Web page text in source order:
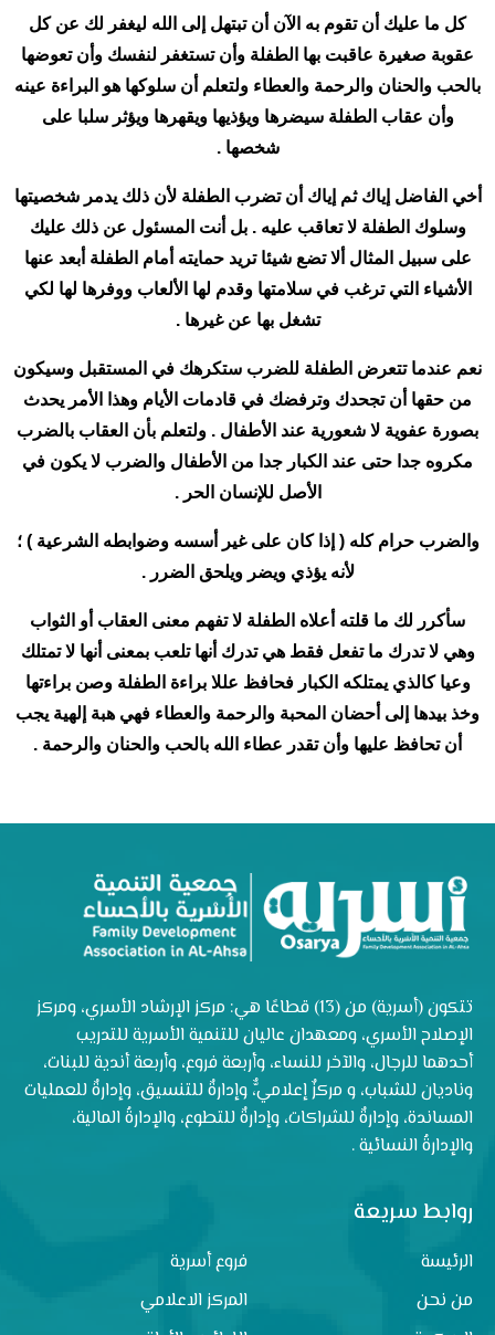
كل ما عليك أن تقوم به الآن أن تبتهل إلى الله ليغفر لك عن كل
عقوبة صغيرة عاقبت بها الطفلة وأن تستغفر لنفسك وأن تعوضها
بالحب والحنان والرحمة والعطاء ولتعلم أن سلوكها هو البراءة عينه
وأن عقاب الطفلة سيضرها ويؤذيها ويقهرها ويؤثر سلبا على
شخصها .
أخي الفاضل إياك ثم إياك أن تضرب الطفلة لأن ذلك يدمر شخصيتها
وسلوك الطفلة لا تعاقب عليه . بل أنت المسئول عن ذلك عليك
على سبيل المثال ألا تضع شيئا تريد حمايته أمام الطفلة أبعد عنها
الأشياء التي ترغب في سلامتها وقدم لها الألعاب ووفرها لها لكي
تشغل بها عن غيرها .
نعم عندما تتعرض الطفلة للضرب ستكرهك في المستقبل وسيكون
من حقها أن تجحدك وترفضك في قادمات الأيام وهذا الأمر يحدث
بصورة عفوية لا شعورية عند الأطفال . ولتعلم بأن العقاب بالضرب
مكروه جدا حتى عند الكبار جدا من الأطفال والضرب لا يكون في
الأصل للإنسان الحر .
والضرب حرام كله ( إذا كان على غير أسسه وضوابطه الشرعية ) ؛
لأنه يؤذي ويضر ويلحق الضرر .
سأكرر لك ما قلته أعلاه الطفلة لا تفهم معنى العقاب أو الثواب
وهي لا تدرك ما تفعل فقط هي تدرك أنها تلعب بمعنى أنها لا تمتلك
وعيا كالذي يمتلكه الكبار فحافظ عللا براءة الطفلة وصن براءتها
وخذ بيدها إلى أحضان المحبة والرحمة والعطاء فهي هبة إلهية يجب
أن تحافظ عليها وأن تقدر عطاء الله بالحب والحنان والرحمة .
تتكون (أسرية) من (13) قطاعًا هي: مركز الإرشاد الأسري، ومركز
الإصلاح الأسري، ومعهدان عاليان للتنمية الأسرية للتدريب
أحدهما للرجال، والآخر للنساء، وأربعة فروع، وأربعة أندية للبنات،
وناديان للشباب، و مركزٌ إعلاميٌّ، وإدارةٌ للتنسيق، وإدارةٌ للعمليات
المساندة، وإدارةٌ للشراكات، وإدارةٌ للتطوع، والإدارةُ المالية،
والإدارةُ النسائية .
روابط سريعة
الرئيسة
فروع أسرية
من نحن
المركز الاعلامي